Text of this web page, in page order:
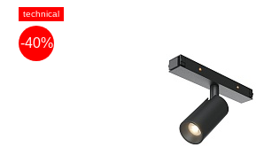
technical
-40%